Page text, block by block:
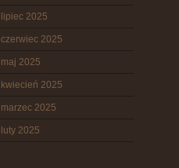
lipiec 2025
czerwiec 2025
maj 2025
kwiecień 2025
marzec 2025
luty 2025